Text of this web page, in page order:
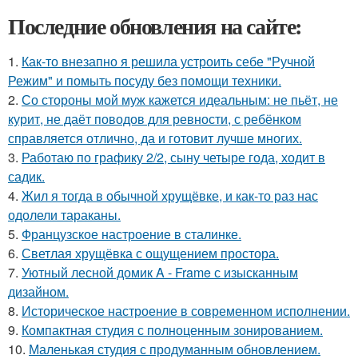
Последние обновления на сайте:
1. Как-то внезапно я решила устроить себе "Ручной
Режим" и помыть посуду без помощи техники.
2. Со стороны мой муж кажется идеальным: не пьёт, не
курит, не даёт поводов для ревности, с ребёнком
справляется отлично, да и готовит лучше многих.
3. Работаю по графику 2/2, сыну четыре года, ходит в
садик.
4. Жил я тогда в обычной хрущёвке, и как-то раз нас
одолели тараканы.
5. Французское настроение в сталинке.
6. Светлая хрущёвка с ощущением простора.
7. Уютный лесной домик A - Frame с изысканным
дизайном.
8. Историческое настроение в современном исполнении.
9. Компактная студия с полноценным зонированием.
10. Маленькая студия с продуманным обновлением.